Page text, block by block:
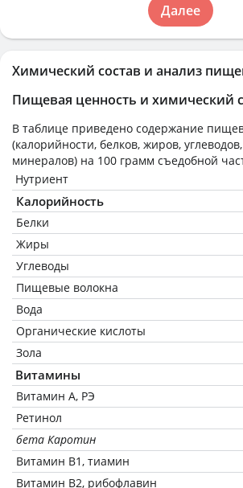
Химический состав и анализ
Пищевая ценность и химический
В таблице приведено содержание
(калорийности, белков, жиров,
минералов) на 100 грамм съедобной
Нутриент
Калорийность
Белки
Жиры
Углеводы
Пищевые волокна
Вода
Органические кислоты
Зола
Витамины
Витамин А, РЭ
Ретинол
бета Каротин
Витамин В1, тиамин
Витамин В2, рибофлавин
Далее